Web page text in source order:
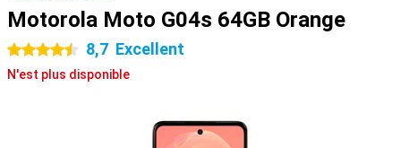
Motorola Moto G04s 64GB Orange
4.5 étoiles 8,7 Excellent
N'est plus disponible